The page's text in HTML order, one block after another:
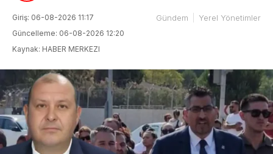
Giriş: 06-08-2026 11:17
Güncelleme: 06-08-2026 12:20
Kaynak: HABER MERKEZI
Gündem Yerel Yönetimler